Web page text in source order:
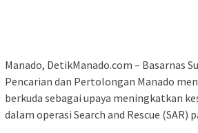
Manado, DetikManado.com – Basarnas
Pencarian dan Pertolongan Manado
berkuda sebagai upaya meningkatkan
dalam operasi Search and Rescue (SAR)